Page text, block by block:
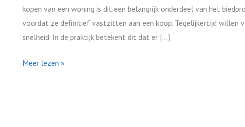
kopen van een woning is dit een belangrijk onderdeel van het
voordat ze definitief vastzitten aan een koop. Tegelijkertijd willen
snelheid. In de praktijk betekent dit dat er […]
Meer lezen »